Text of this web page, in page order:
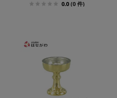
0.0 (0 件)